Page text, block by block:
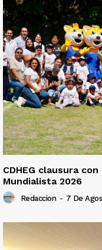
CDHEG clausura
Mundialista 2026
Redaccion - 7 De